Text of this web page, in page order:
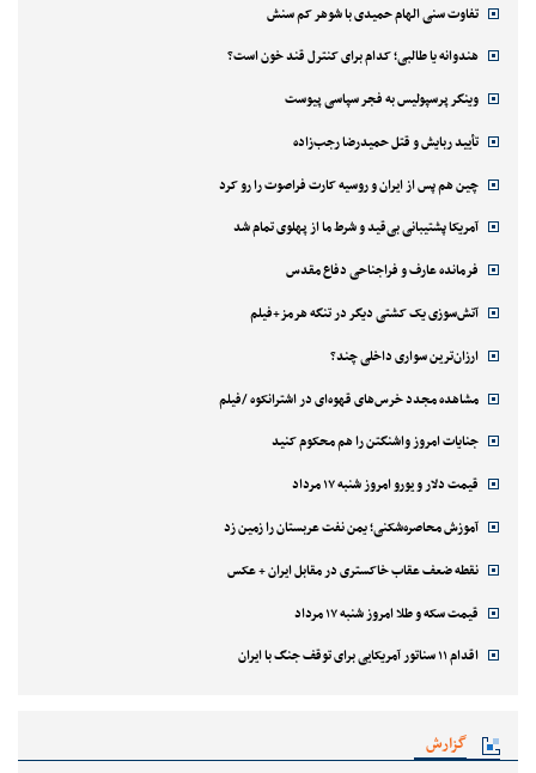
تفاوت سنی الهام حمیدی با شوهر کم سنش
هندوانه یا طالبی؛ کدام‌ برای کنترل قند خون است؟
وینگر پرسپولیس به فجر سپاسی پیوست
تأیید ربایش و قتل حمیدرضا رجب‌زاده
چین هم پس از ایران و روسیه کارت فراصوت را رو کرد
آمریکا پشتیبانی بی‌قید و شرط ما از پهلوی تمام شد
فرمانده عارف و فراجناحی دفاع مقدس
آتش‌سوزی یک کشتی دیگر در تنگه هرمز+فیلم
ارزان‌ترین سواری داخلی چند؟
مشاهده مجدد خرس‌های قهوه‌ای در اشترانکوه /فیلم
جنایات امروز واشنگتن را هم محکوم کنید
قیمت دلار و یورو امروز شنبه ۱۷ مرداد
آموزش محاصره‌شکنی؛ یمن نفت عربستان را زمین زد
نقطه ضعف عقاب خاکستری در مقابل ایران + عکس
قیمت سکه و طلا امروز شنبه ۱۷ مرداد
اقدام ۱۱ سناتور آمریکایی برای توقف جنگ با ایران
گزارش